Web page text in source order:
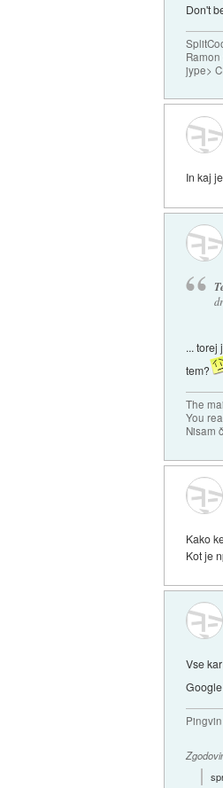
Don't
jype>
In kaj
... torej
tem?
The
You
Nisam
Kako
Kot je
Vse